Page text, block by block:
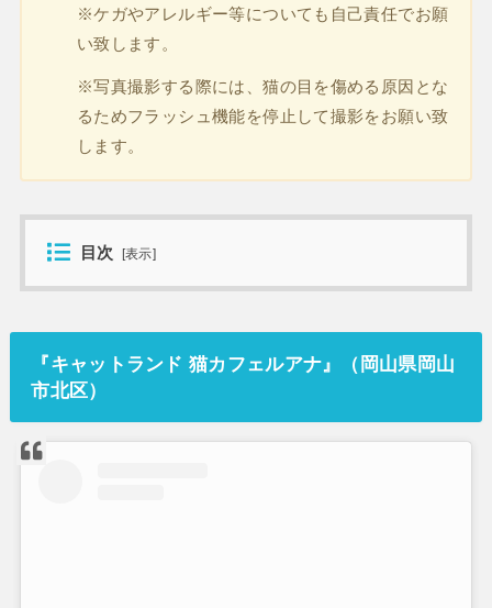
※ケガやアレルギー等についても自己責任でお願
い致します。
※写真撮影する際には、猫の目を傷める原因とな
るためフラッシュ機能を停止して撮影をお願い致
します。
目次 [表示]
『キャットランド 猫カフェルアナ』（岡山県岡山
市北区）